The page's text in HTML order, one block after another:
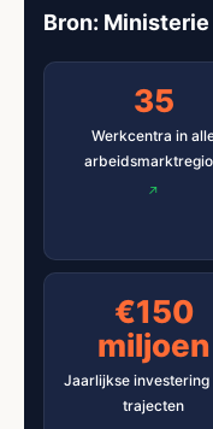
Bron: Ministerie
35
Werkcentra in
€150
miljoen
Jaarlijkse investering
trajecten